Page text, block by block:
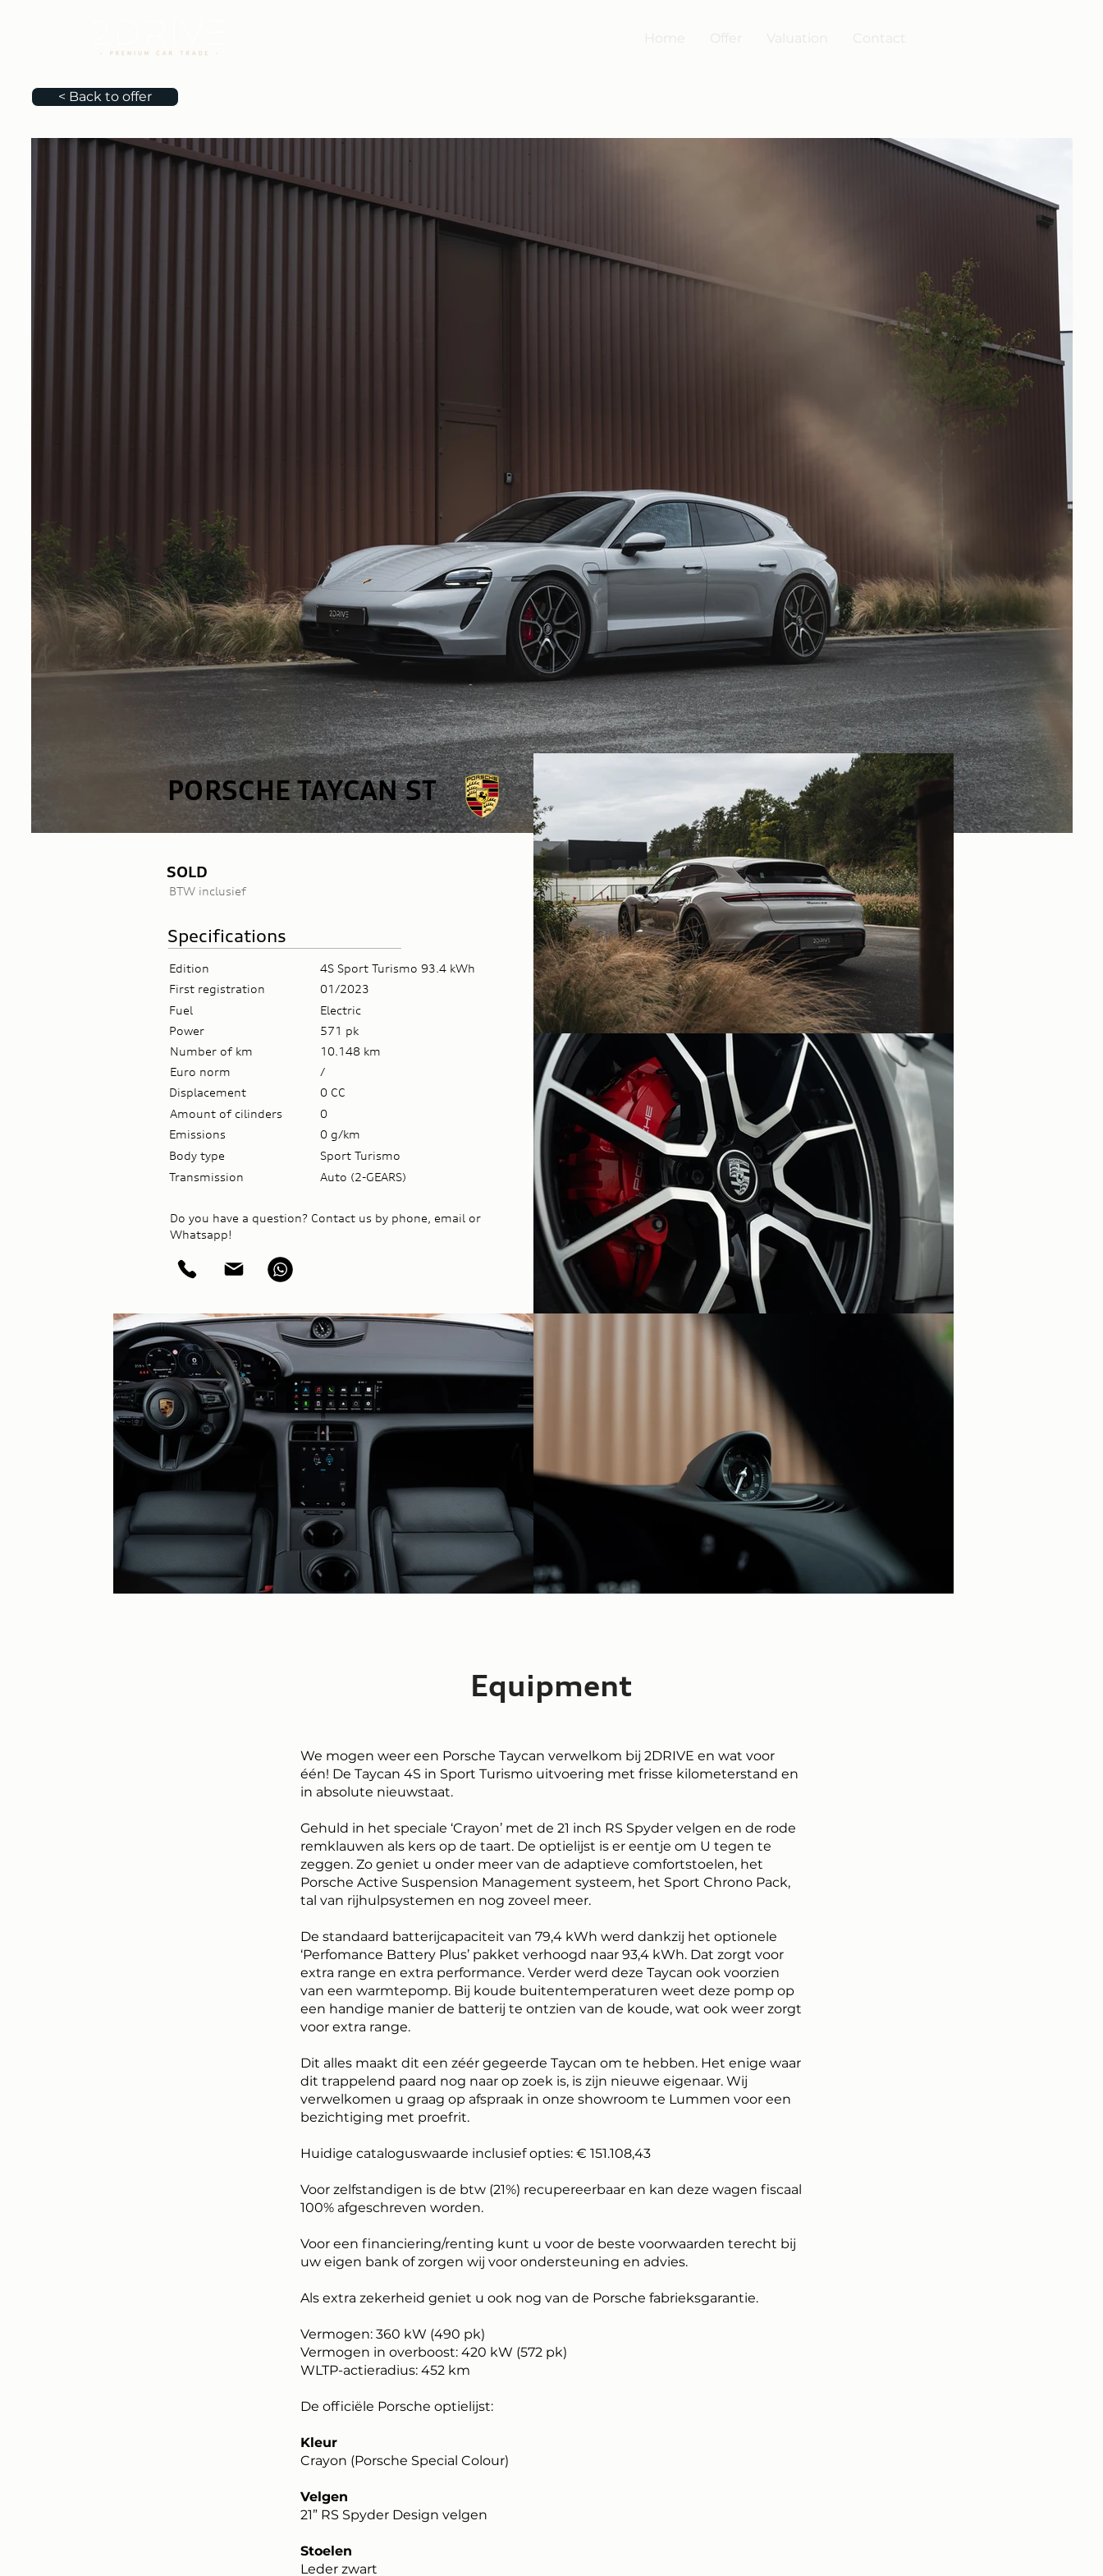
< Back to offer
PORSCHE TAYCAN ST
SOLD
BTW inclusief
Specifications
Edition
First registration
Fuel
Power
Number of km
Euro norm
Displacement
Amount of cilinders
Emissions
Body type
Transmission
4S Sport Turismo 93.4 kWh
01/2023
Electric
571 pk
10.148 km
/
0 CC
0
0 g/km
Sport Turismo
Auto (2-GEARS)
Do you have a question? Contact us by phone, email or
Whatsapp!
Equipment
We mogen weer een Porsche Taycan verwelkom bij 2DRIVE en wat voor
één! De Taycan 4S in Sport Turismo uitvoering met frisse kilometerstand en
in absolute nieuwstaat.
Gehuld in het speciale ‘Crayon’ met de 21 inch RS Spyder velgen en de rode
remklauwen als kers op de taart. De optielijst is er eentje om U tegen te
zeggen. Zo geniet u onder meer van de adaptieve comfortstoelen, het
Porsche Active Suspension Management systeem, het Sport Chrono Pack,
tal van rijhulpsystemen en nog zoveel meer.
De standaard batterijcapaciteit van 79,4 kWh werd dankzij het optionele
‘Perfomance Battery Plus’ pakket verhoogd naar 93,4 kWh. Dat zorgt voor
extra range en extra performance. Verder werd deze Taycan ook voorzien
van een warmtepomp. Bij koude buitentemperaturen weet deze pomp op
een handige manier de batterij te ontzien van de koude, wat ook weer zorgt
voor extra range.
Dit alles maakt dit een zéér gegeerde Taycan om te hebben. Het enige waar
dit trappelend paard nog naar op zoek is, is zijn nieuwe eigenaar. Wij
verwelkomen u graag op afspraak in onze showroom te Lummen voor een
bezichtiging met proefrit.
Huidige cataloguswaarde inclusief opties: € 151.108,43
Voor zelfstandigen is de btw (21%) recupereerbaar en kan deze wagen fiscaal
100% afgeschreven worden.
Voor een financiering/renting kunt u voor de beste voorwaarden terecht bij
uw eigen bank of zorgen wij voor ondersteuning en advies.
Als extra zekerheid geniet u ook nog van de Porsche fabrieksgarantie.
Vermogen: 360 kW (490 pk)
Vermogen in overboost: 420 kW (572 pk)
WLTP-actieradius: 452 km
De officiële Porsche optielijst:
Kleur
Crayon (Porsche Special Colour)
Velgen
21” RS Spyder Design velgen
Stoelen
Leder zwart